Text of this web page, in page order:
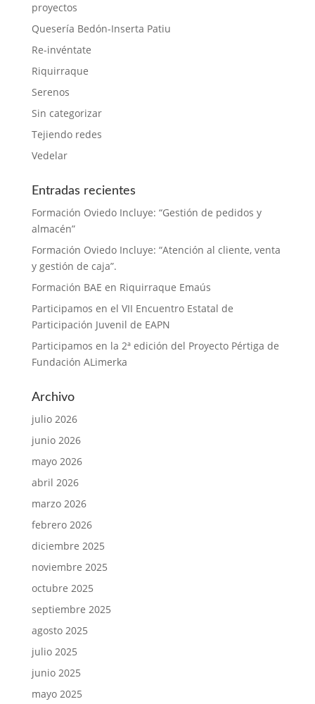
proyectos
Quesería Bedón-Inserta Patiu
Re-invéntate
Riquirraque
Serenos
Sin categorizar
Tejiendo redes
Vedelar
Entradas recientes
Formación Oviedo Incluye: “Gestión de pedidos y
almacén”
Formación Oviedo Incluye: “Atención al cliente, venta
y gestión de caja”.
Formación BAE en Riquirraque Emaús
Participamos en el VII Encuentro Estatal de
Participación Juvenil de EAPN
Participamos en la 2ª edición del Proyecto Pértiga de
Fundación ALimerka
Archivo
julio 2026
junio 2026
mayo 2026
abril 2026
marzo 2026
febrero 2026
diciembre 2025
noviembre 2025
octubre 2025
septiembre 2025
agosto 2025
julio 2025
junio 2025
mayo 2025